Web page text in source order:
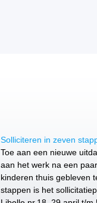
Solliciteren in zeven
Toe aan een nieuwe
aan het werk na een
kinderen thuis gebleven
stappen is het